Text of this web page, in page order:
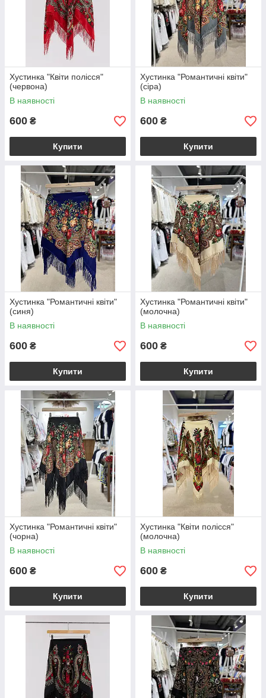
Хустинка "Квіти полісся"
(червона)
В наявності
600 ₴
Купити
Хустинка "Романтичні квіти"
(сіра)
В наявності
600 ₴
Купити
Хустинка "Романтичні квіти"
(синя)
В наявності
600 ₴
Купити
Хустинка "Романтичні квіти"
(молочна)
В наявності
600 ₴
Купити
Хустинка "Романтичні квіти"
(чорна)
В наявності
600 ₴
Купити
Хустинка "Квіти полісся"
(молочна)
В наявності
600 ₴
Купити